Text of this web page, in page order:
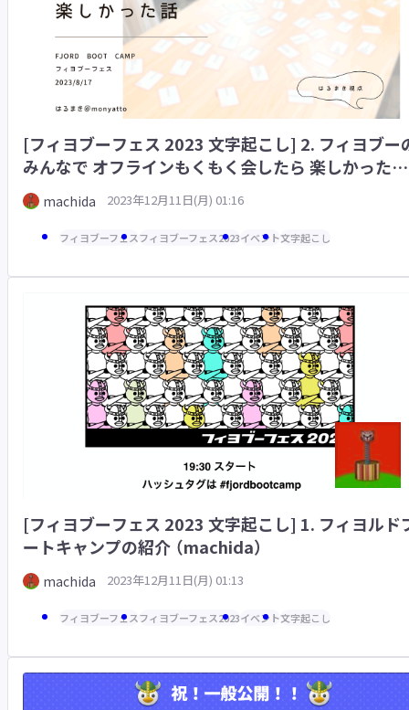
[フィヨブーフェス 2023 文字起こし] 2. フィヨブー
みんなで オフラインもくもく会したら 楽しかった話
(はるまき)
machida 2023年12月11日(月) 01:16
フィヨブーフェスフィヨブーフェス2023イベント文字起こし
[フィヨブーフェス 2023 文字起こし] 1. フィヨルド
ートキャンプの紹介 （machida）
machida 2023年12月11日(月) 01:13
フィヨブーフェスフィヨブーフェス2023イベント文字起こし